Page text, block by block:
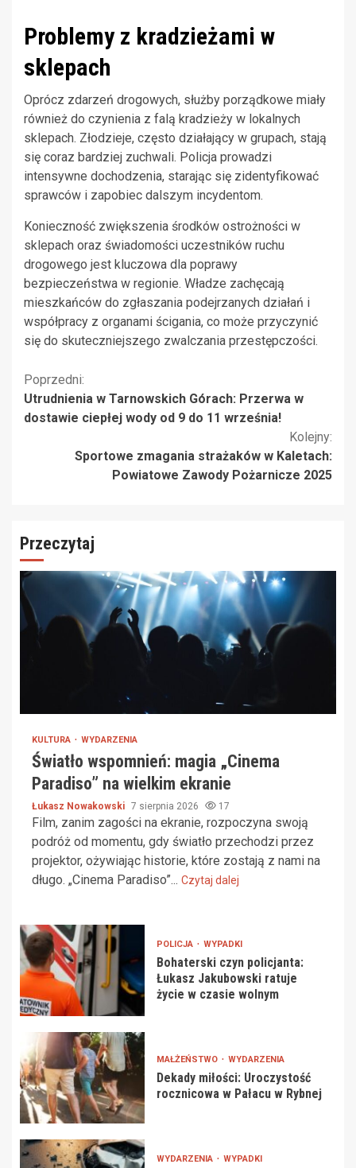
Problemy z kradzieżami w
sklepach
Oprócz zdarzeń drogowych, służby porządkowe miały
również do czynienia z falą kradzieży w lokalnych
sklepach. Złodzieje, często działający w grupach, stają
się coraz bardziej zuchwali. Policja prowadzi
intensywne dochodzenia, starając się zidentyfikować
sprawców i zapobiec dalszym incydentom.
Konieczność zwiększenia środków ostrożności w
sklepach oraz świadomości uczestników ruchu
drogowego jest kluczowa dla poprawy
bezpieczeństwa w regionie. Władze zachęcają
mieszkańców do zgłaszania podejrzanych działań i
współpracy z organami ścigania, co może przyczynić
się do skuteczniejszego zwalczania przestępczości.
Kontynuuj
czytanie
Poprzedni:
Utrudnienia w Tarnowskich Górach: Przerwa w
dostawie ciepłej wody od 9 do 11 września!
Kolejny:
Sportowe zmagania strażaków w Kaletach:
Powiatowe Zawody Pożarnicze 2025
Przeczytaj
KULTURA WYDARZENIA
Światło wspomnień: magia „Cinema
Paradiso” na wielkim ekranie
Łukasz Nowakowski 7 sierpnia 2026 17
Film, zanim zagości na ekranie, rozpoczyna swoją
podróż od momentu, gdy światło przechodzi przez
projektor, ożywiając historie, które zostają z nami na
długo. „Cinema Paradiso”... Czytaj dalej
POLICJA WYPADKI
Bohaterski czyn policjanta:
Łukasz Jakubowski ratuje
życie w czasie wolnym
MAŁŻEŃSTWO WYDARZENIA
Dekady miłości: Uroczystość
rocznicowa w Pałacu w Rybnej
WYDARZENIA WYPADKI